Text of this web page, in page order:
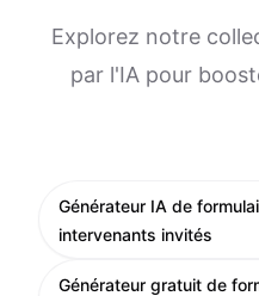
Explorez notre
par l'IA pour
Générateur IA de
intervenants invités
Générateur gratuit de